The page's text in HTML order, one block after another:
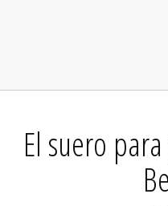
El suero